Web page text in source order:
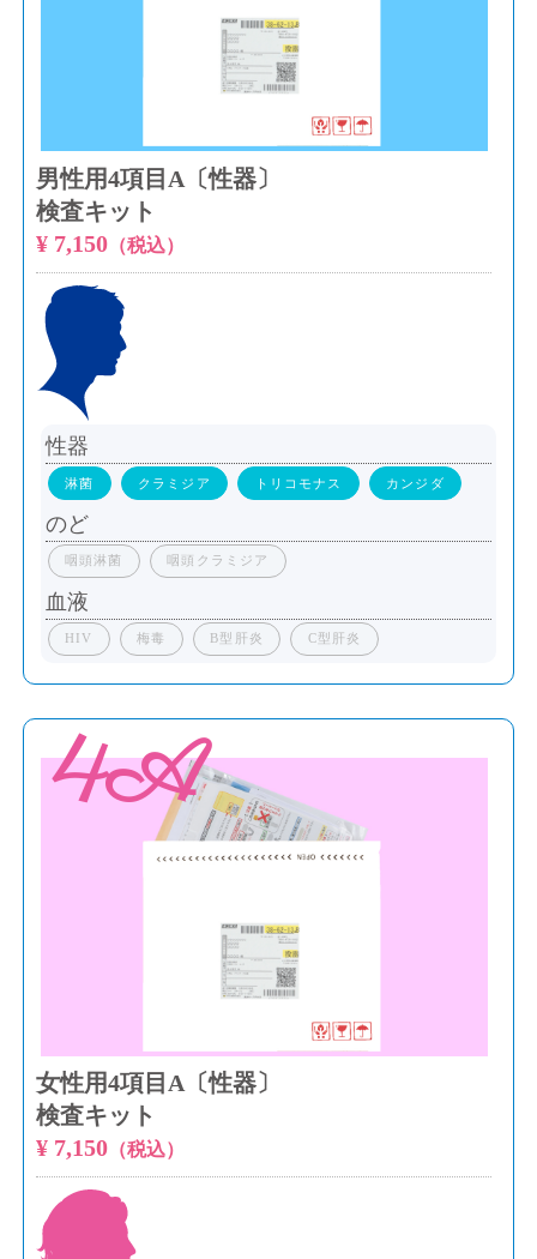
男性用4項目A〔性器〕
検査キット
¥ 7,150（税込）
性器
淋菌 クラミジア トリコモナス カンジダ
のど
咽頭淋菌 咽頭クラミジア
血液
HIV 梅毒 B型肝炎 C型肝炎
4A
女性用4項目A〔性器〕
検査キット
¥ 7,150（税込）